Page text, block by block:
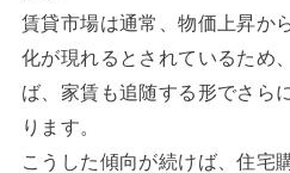
賃貸市場は通常、物価上昇か
化が現れるとされているため
ば、家賃も追随する形でさら
ります。
こうした傾向が続けば、住宅